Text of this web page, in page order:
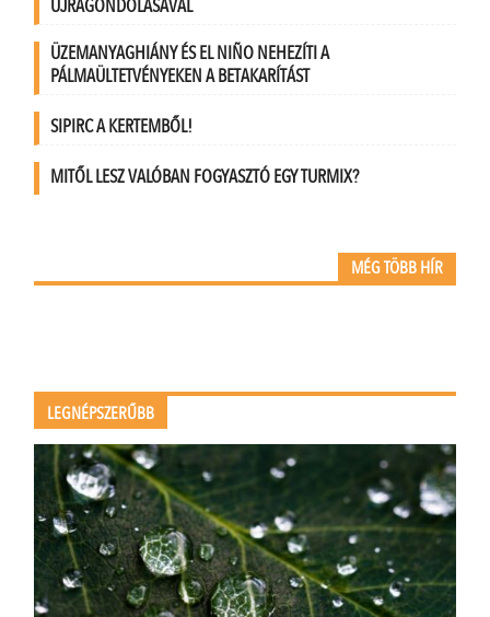
ÚJRAGONDOLÁSÁVAL
ÜZEMANYAGHIÁNY ÉS EL NIÑO NEHEZÍTI A
PÁLMAÜLTETVÉNYEKEN A BETAKARÍTÁST
SIPIRC A KERTEMBŐL!
MITŐL LESZ VALÓBAN FOGYASZTÓ EGY TURMIX?
MÉG TÖBB HÍR
LEGNÉPSZERŰBB